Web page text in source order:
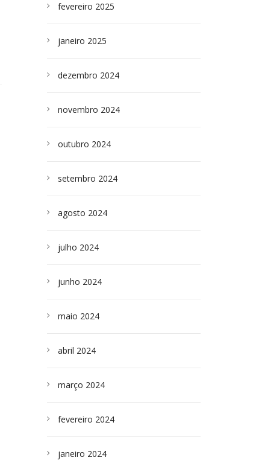
fevereiro 2025
janeiro 2025
dezembro 2024
novembro 2024
outubro 2024
setembro 2024
agosto 2024
julho 2024
junho 2024
maio 2024
abril 2024
março 2024
fevereiro 2024
janeiro 2024